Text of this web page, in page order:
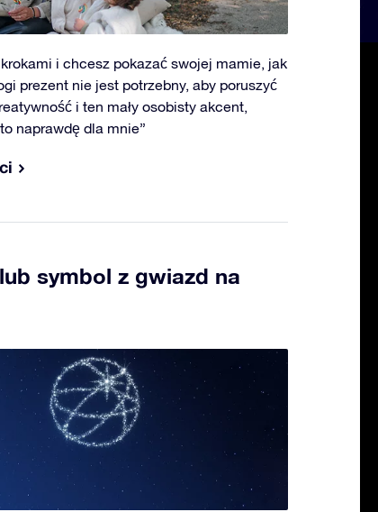
i chcesz pokazać swojej mamie, jak
prezent nie jest potrzebny, aby poruszyć
i ten mały osobisty akcent,
naprawdę dla mnie”
symbol z gwiazd na